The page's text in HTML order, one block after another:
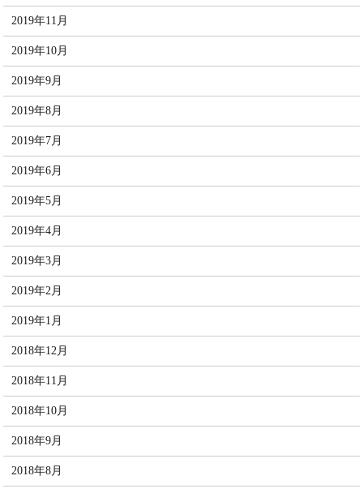
2019年11月
2019年10月
2019年9月
2019年8月
2019年7月
2019年6月
2019年5月
2019年4月
2019年3月
2019年2月
2019年1月
2018年12月
2018年11月
2018年10月
2018年9月
2018年8月